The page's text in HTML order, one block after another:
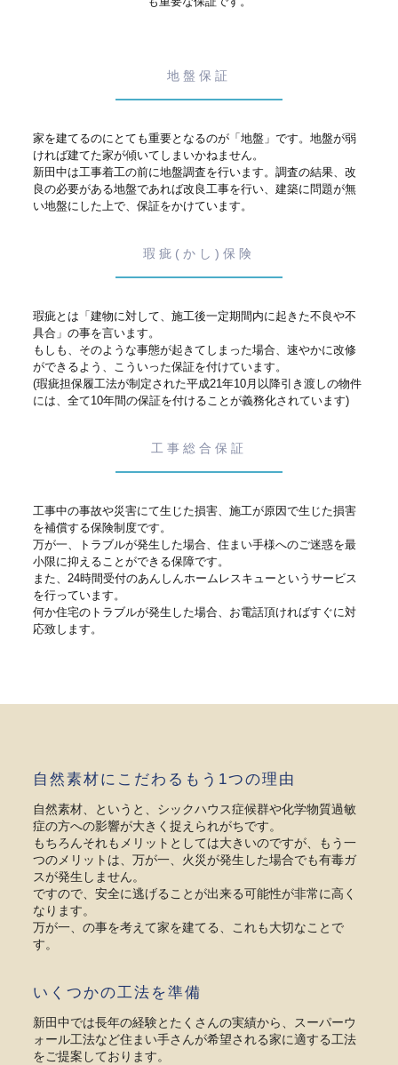
地盤保証
家を建てるのにとても重要となるのが「地盤」です。地盤が弱
ければ建てた家が傾いてしまいかねません。
新田中は工事着工の前に地盤調査を行います。調査の結果、改
良の必要がある地盤であれば改良工事を行い、建築に問題が無
い地盤にした上で、保証をかけています。
瑕疵(かし)保険
瑕疵とは「建物に対して、施工後一定期間内に起きた不良や不
具合」の事を言います。
もしも、そのような事態が起きてしまった場合、速やかに改修
ができるよう、こういった保証を付けています。
(瑕疵担保履工法が制定された平成21年10月以降引き渡しの物件
には、全て10年間の保証を付けることが義務化されています)
工事総合保証
工事中の事故や災害にて生じた損害、施工が原因で生じた損害
を補償する保険制度です。
万が一、トラブルが発生した場合、住まい手様へのご迷惑を最
小限に抑えることができる保障です。
また、24時間受付のあんしんホームレスキューというサービス
を行っています。
何か住宅のトラブルが発生した場合、お電話頂ければすぐに対
応致します。
自然素材にこだわるもう1つの理由
自然素材、というと、シックハウス症候群や化学物質過敏
症の方への影響が大きく捉えられがちです。
もちろんそれもメリットとしては大きいのですが、もう一
つのメリットは、万が一、火災が発生した場合でも有毒ガ
スが発生しません。
ですので、安全に逃げることが出来る可能性が非常に高く
なります。
万が一、の事を考えて家を建てる、これも大切なことで
す。
いくつかの工法を準備
新田中では長年の経験とたくさんの実績から、スーパーウ
ォール工法など住まい手さんが希望される家に適する工法
をご提案しております。